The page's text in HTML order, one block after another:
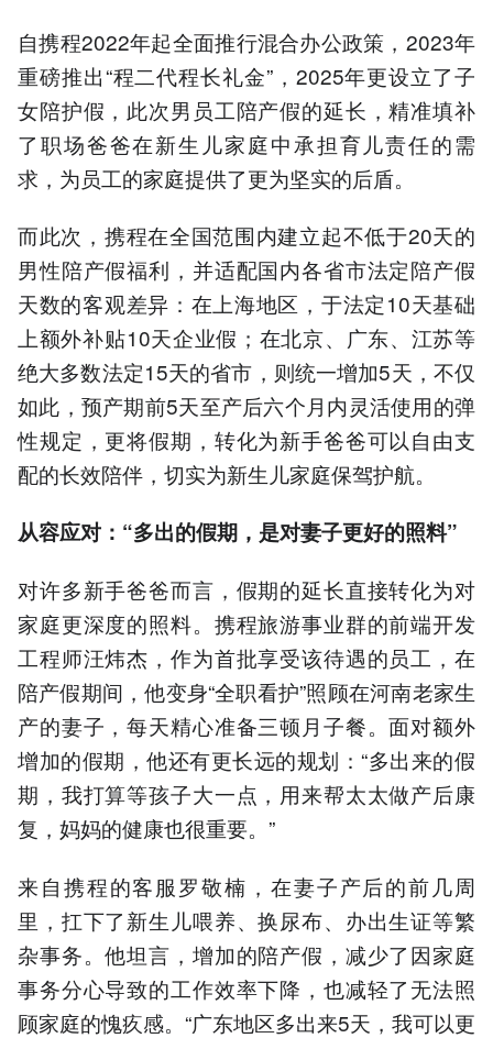
自携程2022年起全面推行混合办公政策，2023年
重磅推出“程二代程长礼金”，2025年更设立了子
女陪护假，此次男员工陪产假的延长，精准填补
了职场爸爸在新生儿家庭中承担育儿责任的需
求，为员工的家庭提供了更为坚实的后盾。
而此次，携程在全国范围内建立起不低于20天的
男性陪产假福利，并适配国内各省市法定陪产假
天数的客观差异：在上海地区，于法定10天基础
上额外补贴10天企业假；在北京、广东、江苏等
绝大多数法定15天的省市，则统一增加5天，不仅
如此，预产期前5天至产后六个月内灵活使用的弹
性规定，更将假期，转化为新手爸爸可以自由支
配的长效陪伴，切实为新生儿家庭保驾护航。
从容应对：“多出的假期，是对妻子更好的照料”
对许多新手爸爸而言，假期的延长直接转化为对
家庭更深度的照料。携程旅游事业群的前端开发
工程师汪炜杰，作为首批享受该待遇的员工，在
陪产假期间，他变身“全职看护”照顾在河南老家生
产的妻子，每天精心准备三顿月子餐。面对额外
增加的假期，他还有更长远的规划：“多出来的假
期，我打算等孩子大一点，用来帮太太做产后康
复，妈妈的健康也很重要。”
来自携程的客服罗敬楠，在妻子产后的前几周
里，扛下了新生儿喂养、换尿布、办出生证等繁
杂事务。他坦言，增加的陪产假，减少了因家庭
事务分心导致的工作效率下降，也减轻了无法照
顾家庭的愧疚感。“广东地区多出来5天，我可以更